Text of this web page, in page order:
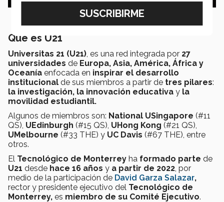
Qué es U21
Universitas 21 (U21), es una red integrada por 27
universidades de Europa, Asia, América, África y
Oceanía enfocada en inspirar el desarrollo
institucional de sus miembros a partir de tres pilares:
la investigación, la innovación educativa y la
movilidad estudiantil.
Algunos de miembros son: National USingapore (#11
QS), UEdinburgh (#15 QS), UHong Kong (#21 QS),
UMelbourne (#33 THE) y UC Davis (#67 THE), entre
otros.
El Tecnológico de Monterrey ha formado parte de
U21 desde hace 16 años y a partir de 2022, por
medio de la participación de David Garza Salazar,
rector y presidente ejecutivo del Tecnológico de
Monterrey, es miembro de su Comité Ejecutivo.